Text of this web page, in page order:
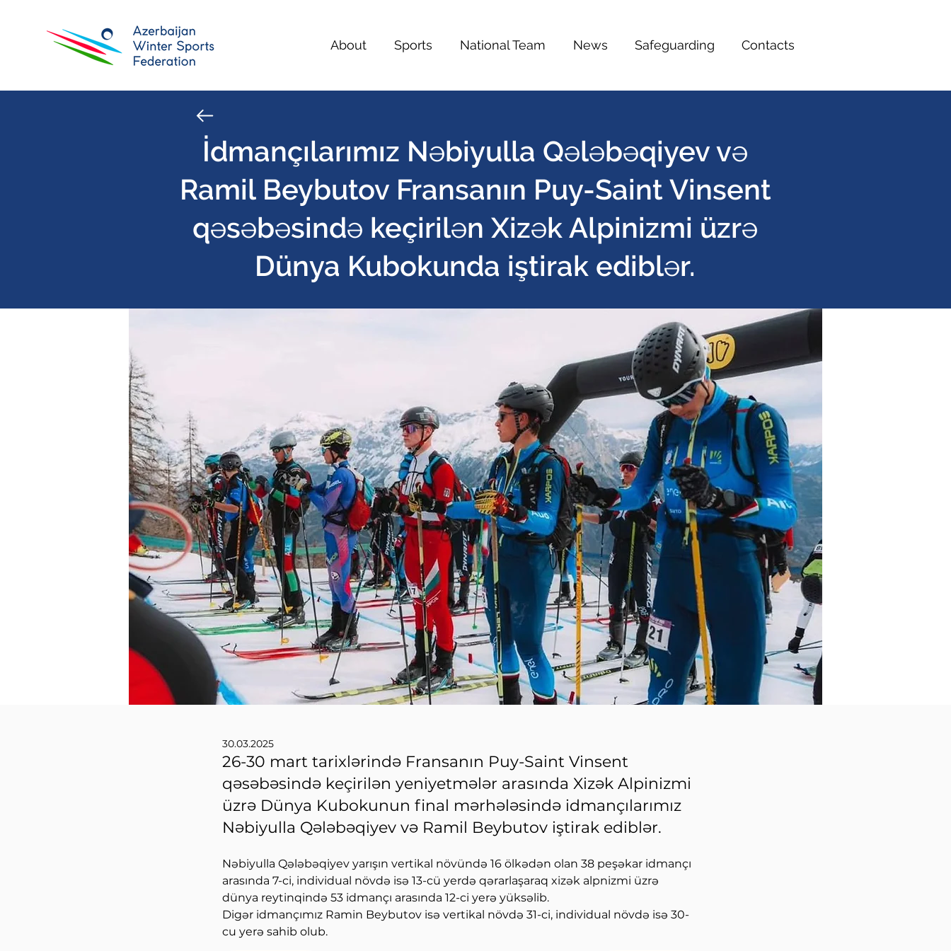
About Sports National Team News Safeguarding Contacts
İdmançılarımız Nəbiyulla Qələbəqiyev və
Ramil Beybutov Fransanın Puy-Saint Vinsent
qəsəbəsində keçirilən Xizək Alpinizmi üzrə
Dünya Kubokunda iştirak ediblər.
30.03.2025
26-30 mart tarixlərində Fransanın Puy-Saint Vinsent
qəsəbəsində keçirilən yeniyetmələr arasında Xizək Alpinizmi
üzrə Dünya Kubokunun final mərhələsində idmançılarımız
Nəbiyulla Qələbəqiyev və Ramil Beybutov iştirak ediblər.
Nəbiyulla Qələbəqiyev yarışın vertikal növündə 16 ölkədən olan 38 peşəkar idmançı
arasında 7-ci, individual növdə isə 13-cü yerdə qərarlaşaraq xizək alpnizmi üzrə
dünya reytinqində 53 idmançı arasında 12-ci yerə yüksəlib.
Digər idmançımız Ramin Beybutov isə vertikal növdə 31-ci, individual növdə isə 30-
cu yerə sahib olub.